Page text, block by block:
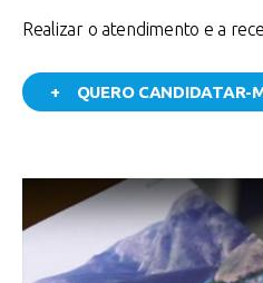
Realizar o atendimento e a
+ QUERO CANDIDATAR-